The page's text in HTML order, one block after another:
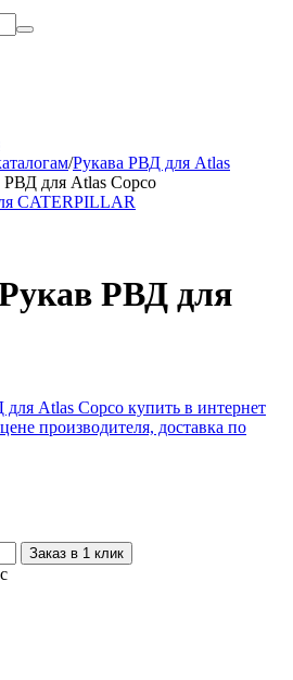
/Рукава РВД для Atlas
РВД для Atlas Copco
РВД для
Заказ в 1 клик